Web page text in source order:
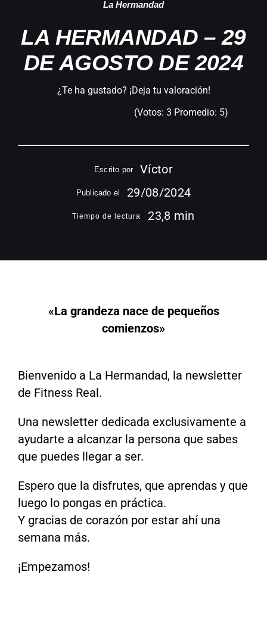
La Hermandad
LA HERMANDAD – 29
DE AGOSTO DE 2024
¿Te ha gustado? ¡Deja tu valoración!
(Votos: 3 Promedio: 5)
Escrito por Víctor
Publicado el 29/08/2024
Tiempo de lectura 23,8 min
«La grandeza nace de pequeños
comienzos»
Bienvenido a La Hermandad, la newsletter
de Fitness Real.
Una newsletter dedicada exclusivamente a
ayudarte a alcanzar la persona que sabes
que puedes llegar a ser.
Espero que la disfrutes, que aprendas y que
luego lo pongas en práctica.
Y gracias de corazón por estar ahí una
semana más.
¡Empezamos!